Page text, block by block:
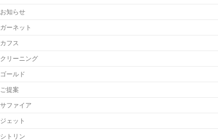
お知らせ
ガーネット
カフス
クリーニング
ゴールド
ご提案
サファイア
ジェット
シトリン